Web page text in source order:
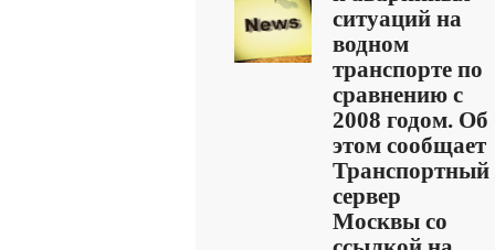
ситуаций на
водном
транспорте по
сравнению с
2008 годом. Об
этом сообщает
Транспортный
сервер
Москвы со